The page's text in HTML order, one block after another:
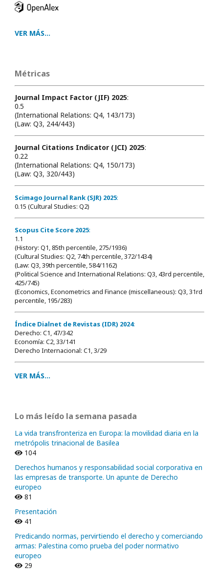
VER MÁS...
Métricas
Journal Impact Factor (JIF) 2025:
0.5
(International Relations: Q4, 143/173)
(Law: Q3, 244/443)
Journal Citations Indicator (JCI) 2025:
0.22
(International Relations: Q4, 150/173)
(Law: Q3, 320/443)
Scimago Journal Rank (SJR) 2025:
0.15 (Cultural Studies: Q2)
Scopus Cite Score 2025:
1.1
(History: Q1, 85th percentile, 275/1936)
(Cultural Studies: Q2, 74th percentile, 372/1434)
(Law: Q3, 39th percentile, 584/1162)
(Political Science and International Relations: Q3, 43rd percentile,
425/745)
(Economics, Econometrics and Finance (miscellaneous): Q3, 31rd
percentile, 195/283)
Índice Dialnet de Revistas (IDR) 2024:
Derecho: C1, 47/342
Economía: C2, 33/141
Derecho Internacional: C1, 3/29
VER MÁS...
Lo más leído la semana pasada
La vida transfronteriza en Europa: la movilidad diaria en la
metrópolis trinacional de Basilea
104
Derechos humanos y responsabilidad social corporativa en
las empresas de transporte. Un apunte de Derecho
europeo
81
Presentación
41
Predicando normas, pervirtiendo el derecho y comerciando
armas: Palestina como prueba del poder normativo
europeo
29